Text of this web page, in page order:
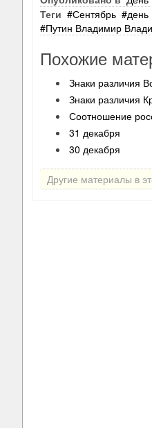
Теги
Сентябрь день
Путин Владимир
Похожие
Знаки различия
Знаки различия
Соотношение
31 декабря
30 декабря
Другие материалы в